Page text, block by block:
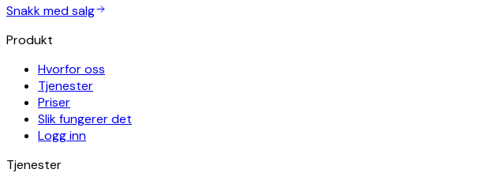
Snakk med salg
Produkt
Hvorfor oss
Tjenester
Priser
Slik fungerer det
Logg inn
Tjenester